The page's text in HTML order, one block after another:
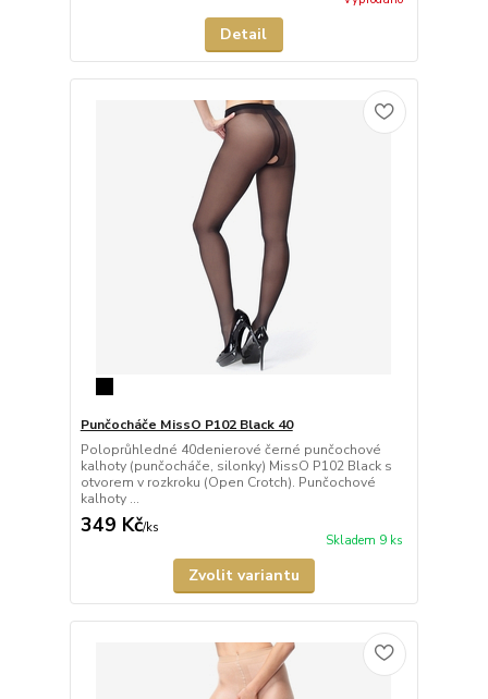
Detail
Punčocháče MissO P102 Black 40
Poloprůhledné 40denierové černé punčochové
kalhoty (punčocháče, silonky) MissO P102 Black s
otvorem v rozkroku (Open Crotch). Punčochové
kalhoty ...
349 Kč/ks
Skladem 9 ks
Zvolit variantu